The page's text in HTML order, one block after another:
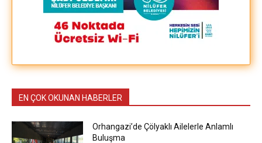
EN ÇOK OKUNAN HABERLER
Orhangazi’de Çölyaklı Ailelerle Anlamlı
Buluşma